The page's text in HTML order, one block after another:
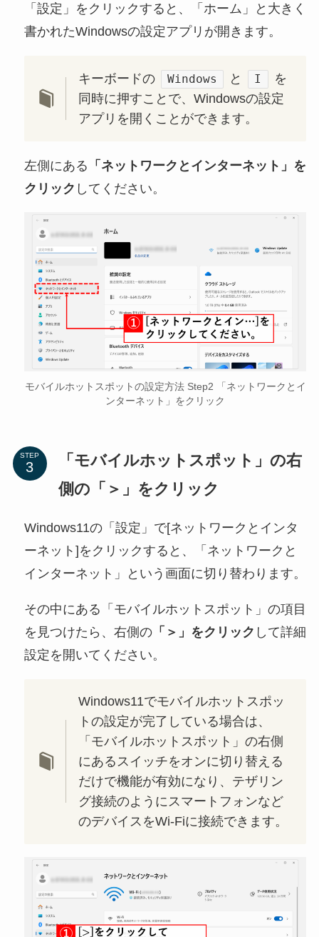
「設定」をクリックすると、「ホーム」と大きく
書かれたWindowsの設定アプリが開きます。
キーボードの Windows と I
を
同時に押すことで、Windowsの設定
アプリを開くことができます。
左側にある 「ネットワークとインターネット」を
クリック してください。
モバイルホットスポットの設定方法 Step2 「ネットワークとイ
ンターネット」をクリック
STEP
「モバイルホットスポット」の右
側の「＞」をクリック
Windows11の「設定」で[ネットワークとインタ
ーネット]をクリックすると、「ネットワークと
インターネット」という画面に切り替わります。
その中にある「モバイルホットスポット」の項目
を見つけたら、右側の「＞」をクリック して詳細
設定を開いてください。
Windows11でモバイルホットスポッ
トの設定が完了している場合は、
「モバイルホットスポット」の右側
にあるスイッチをオンに切り替える
だけで機能が有効になり、テザリン
グ接続のようにスマートフォンなど
のデバイスをWi-Fiに接続できます。